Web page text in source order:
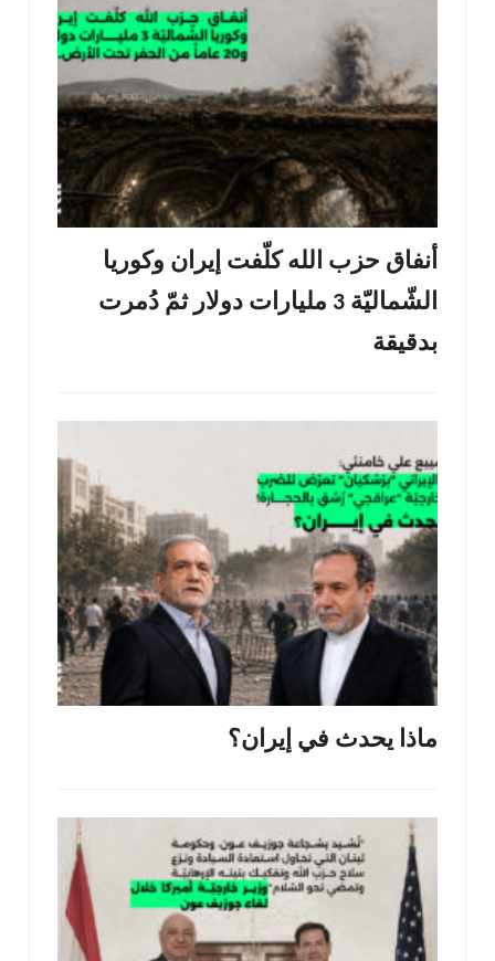
أنفاق حزب الله كلّفت إيران وكوريا
الشّماليّة 3 مليارات دولار ثمّ دُمرت
بدقيقة
ماذا يحدث في إيران؟